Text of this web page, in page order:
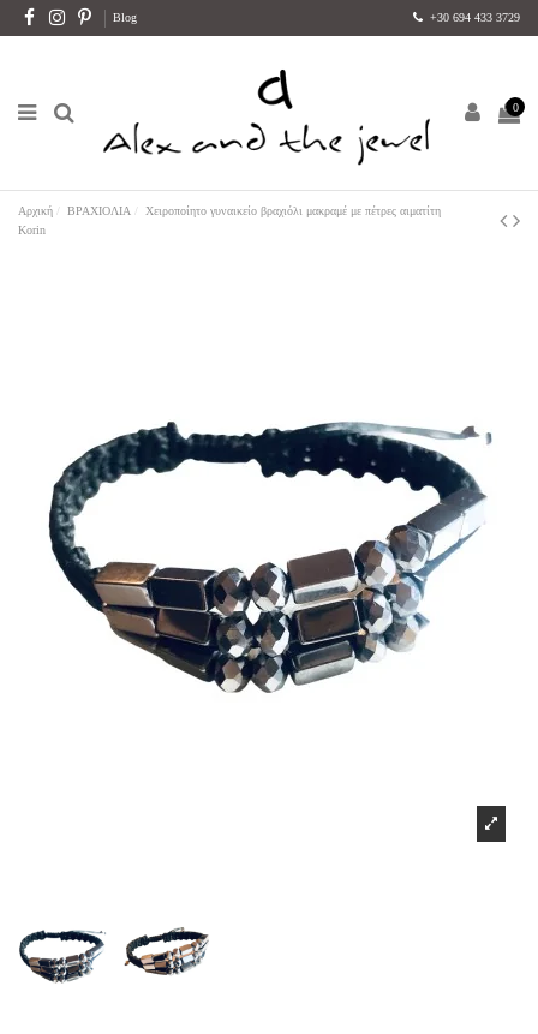
Blog +30 694 433 3729
0
Αρχική ΒΡΑΧΙΟΛΙΑ
Χειροποίητο γυναικείο βραχιόλι μακραμέ με πέτρες αιματίτη
Korin